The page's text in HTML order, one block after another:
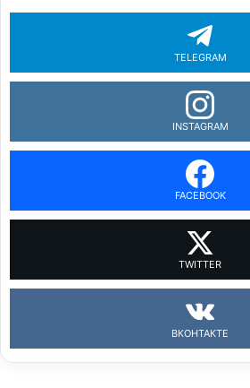
TELEGRAM
INSTAGRAM
FACEBOOK
TWITTER
ВКОНТАКТЕ